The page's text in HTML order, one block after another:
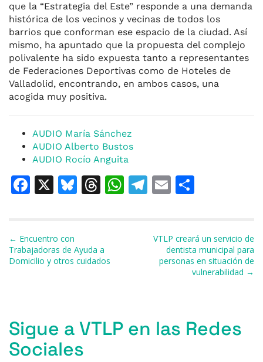
que la “Estrategia del Este” responde a una demanda
histórica de los vecinos y vecinas de todos los
barrios que conforman ese espacio de la ciudad. Así
mismo, ha apuntado que la propuesta del complejo
polivalente ha sido expuesta tanto a representantes
de Federaciones Deportivas como de Hoteles de
Valladolid, encontrando, en ambos casos, una
acogida muy positiva.
AUDIO María Sánchez
AUDIO Alberto Bustos
AUDIO Rocío Anguita
F
e
b
X
Bl
s
k
T
d
W T
gr
E
l
p
ar
ti
Navegación de entradas
← Encuentro con
Trabajadoras de Ayuda a
Domicilio y otros cuidados
VTLP creará un servicio de
dentista municipal para
personas en situación de
vulnerabilidad →
Sigue a VTLP en las Redes
Sociales